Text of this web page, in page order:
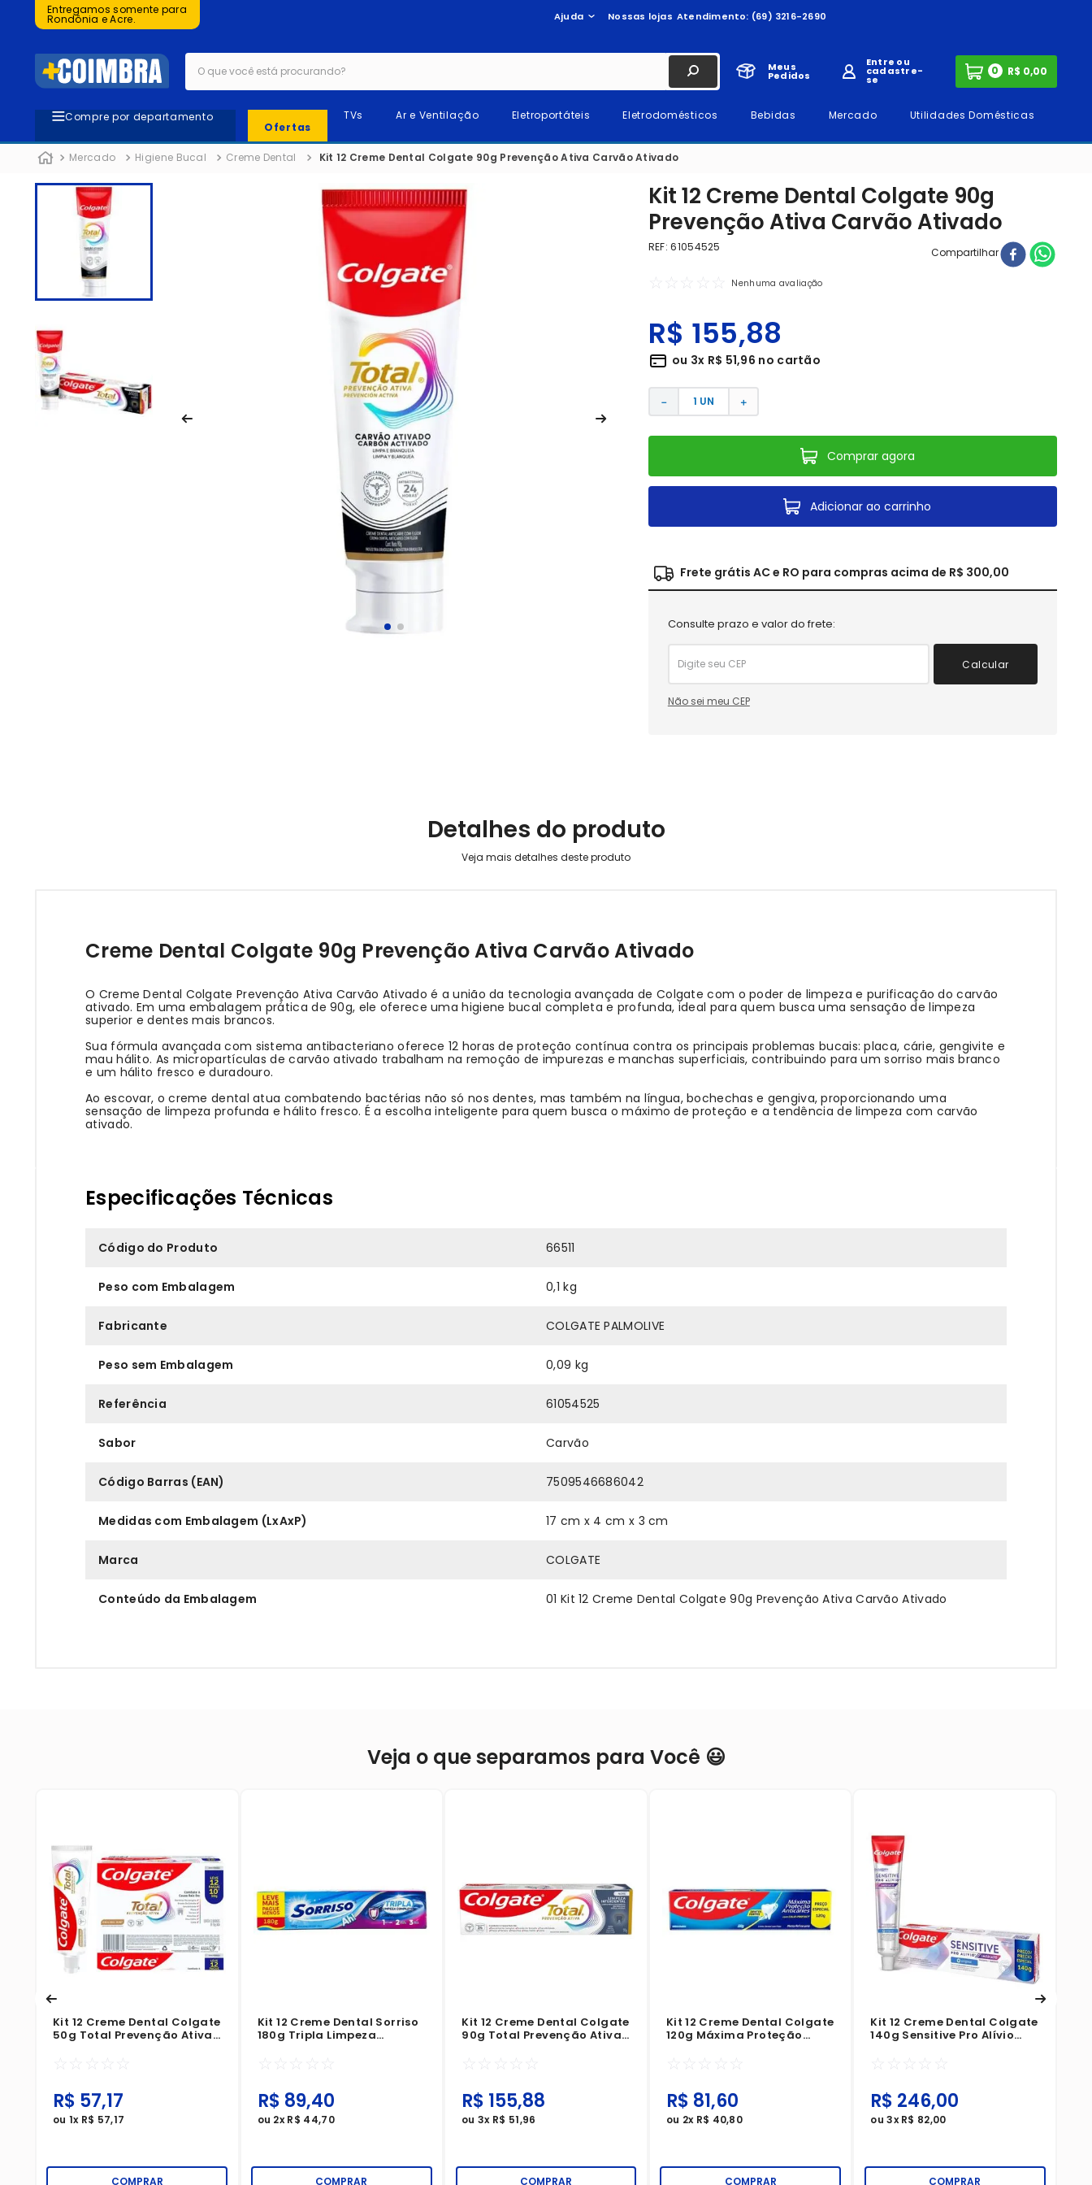
Entregamos somente para
Rondônia e Acre. Ajuda Nossas lojas Atendimento: (69) 3216-2690
O que você está procurando?
Meus
Pedidos
Entre ou
cadastre-
se
0
Compre por departamento
Ofertas
TVs Ar e Ventilação Eletroportáteis Eletrodomésticos Bebidas Mercado Utilidades Domésticas
Mercado Higiene Bucal Creme Dental Kit 12 Creme Dental Colgate 90g Prevenção Ativa Carvão Ativado
Kit 12 Creme Dental Colgate 90g
Prevenção Ativa Carvão Ativado
REF:61054525 Compartilhar
☆ ☆ ☆ ☆ ☆ Nenhuma avaliação
R$ 155,88
ou 3x R$ 51,96 no cartão
＋
－
Comprar agora
Adicionar ao carrinho
Frete grátis AC e RO para compras acima de R$ 300,00
Consulte prazo e valor do frete:
Calcular
Não sei meu CEP
Detalhes do produto
Creme Dental Colgate 90g Prevenção Ativa Carvão Ativado
O Creme Dental Colgate Prevenção Ativa Carvão Ativado é a união da tecnologia avançada de Colgate com o poder de limpeza e purificação do carvão
ativado. Em uma embalagem prática de 90g, ele oferece uma higiene bucal completa e profunda, ideal para quem busca uma sensação de limpeza
superior e dentes mais brancos.
Sua fórmula avançada com sistema antibacteriano oferece 12 horas de proteção contínua contra os principais problemas bucais: placa, cárie, gengivite e
mau hálito. As micropartículas de carvão ativado trabalham na remoção de impurezas e manchas superficiais, contribuindo para um sorriso mais branco
e um hálito fresco e duradouro.
Ao escovar, o creme dental atua combatendo bactérias não só nos dentes, mas também na língua, bochechas e gengiva, proporcionando uma
sensação de limpeza profunda e hálito fresco. É a escolha inteligente para quem busca o máximo de proteção e a tendência de limpeza com carvão
ativado.
Especificações Técnicas
Código do Produto 66511
Peso com Embalagem 0,1 kg
Fabricante COLGATE PALMOLIVE
Peso sem Embalagem 0,09 kg
Referência 61054525
Sabor Carvão
Código Barras (EAN) 7509546686042
Medidas com Embalagem (LxAxP) 17 cm x 4 cm x 3 cm
Marca COLGATE
Conteúdo da Embalagem 01 Kit 12 Creme Dental Colgate 90g Prevenção Ativa Carvão Ativado
Veja o que separamos para Você 😃
Kit 12 Creme Dental Colgate
50g Total Prevenção Ativa
10
☆ ☆ ☆ ☆ ☆
R$ 57,17
ou 1x R$ 57,17
COMPRAR
Kit 12 Creme Dental Sorriso
180g Tripla Limpeza
☆ ☆ ☆ ☆ ☆
R$ 89,40
ou 2xR$ 44,70
COMPRAR
Kit 12 Creme Dental Colgate
90g Total Prevenção Ativa
☆ ☆ ☆ ☆ ☆
R$ 155,88
ou3x R$ 51,96
COMPRAR
Kit 12 Creme Dental Colgate
120g Máxima Proteção
Refrescante
☆ ☆ ☆ ☆ ☆
R$ 81,60
ou 2x R$ 40,80
COMPRAR
Kit 12 Creme Dental Colgate
140g Sensitive Pro Alívio
☆ ☆ ☆ ☆ ☆
R$ 246,00
ou3xR$ 82,00
COMPRAR